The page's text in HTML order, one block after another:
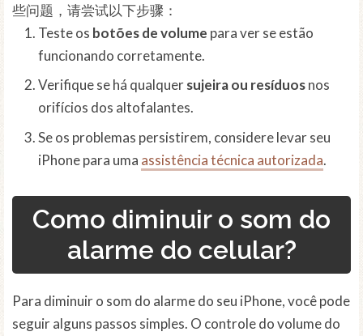
些问题，请尝试以下步骤：
Teste os botões de volume para ver se estão
funcionando corretamente.
Verifique se há qualquersujeira ou resíduosnos
orifícios dos altofalantes.
Se os problemas persistirem, considere levar seu
iPhone para uma assistência técnica autorizada.
Como diminuir o som do
alarme do celular?
Para diminuir o som do alarme do seu iPhone, você pode
seguir alguns passos simples. O controle do volume do